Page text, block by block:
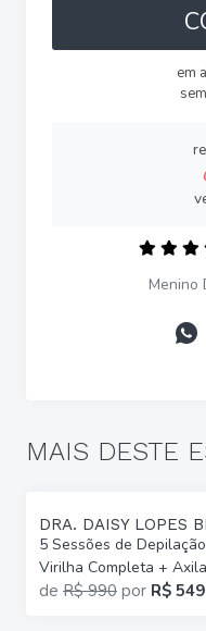
em
Menino
MAIS DESTE
DRA. DAISY LOPES
5 Sessões de
Virilha Completa +
de R$ 990 por R$ 549